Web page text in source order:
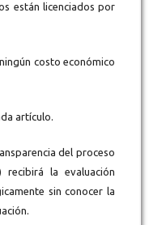
están licenciados por
costo económico
artículo.
del proceso
la evaluación
sin conocer la